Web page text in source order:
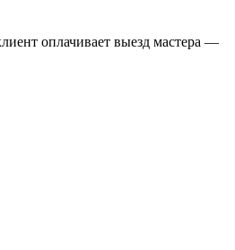
оплачивает выезд мастера —